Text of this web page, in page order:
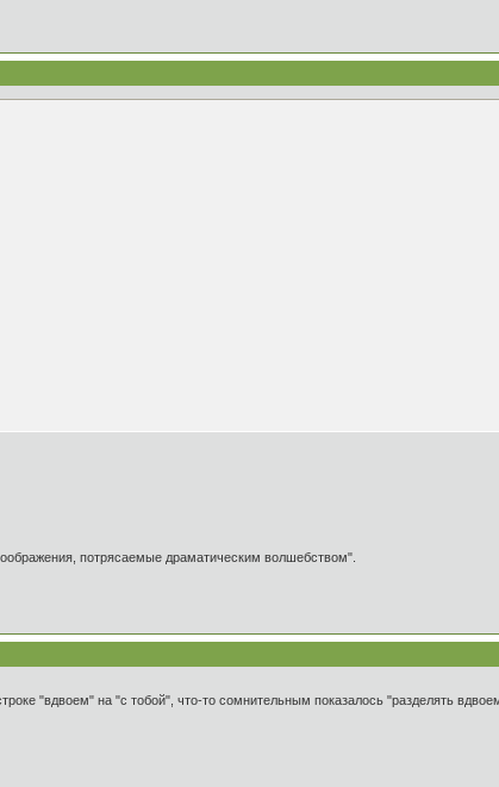
потрясаемые драматическим волшебством".
"вдвоем" на "с тобой", что-то сомнительным показалось "разделять